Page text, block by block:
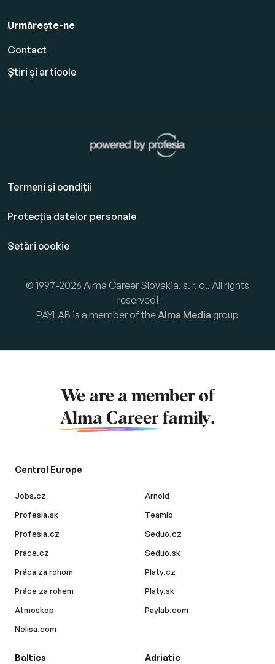
Urmărește-ne
Contact
Știri și articole
Termeni și condiții
Protecția datelor personale
Setări cookie
© 1997-2026 Alma Career Slovakia, s. r. o., All rights
reserved!
PAYLAB is a member of theAlma Media group
We are a member of
Alma Career family.
Central Europe
Jobs.cz
Profesia.sk
Profesia.cz
Prace.cz
Práca za rohom
Práce za rohem
Atmoskop
Nelisa.com
Arnold
Teamio
Seduo.cz
Seduo.sk
Platy.cz
Platy.sk
Paylab.com
Baltics Adriatic